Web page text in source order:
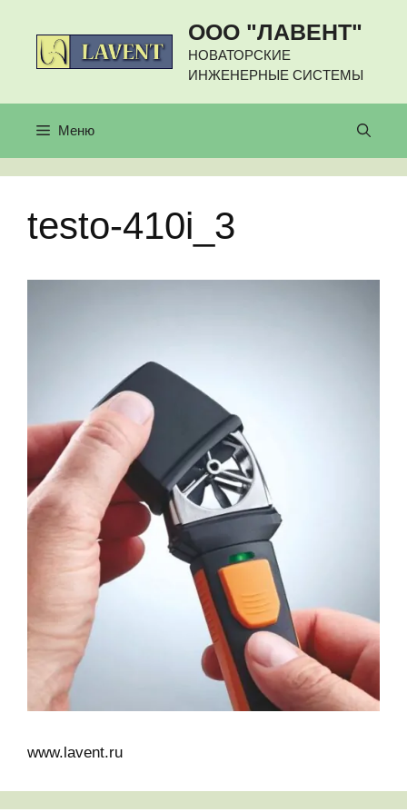
содержимому
ООО "ЛАВЕНТ"
НОВАТОРСКИЕ
ИНЖЕНЕРНЫЕ СИСТЕМЫ
Меню
testo-410i_3
www.lavent.ru